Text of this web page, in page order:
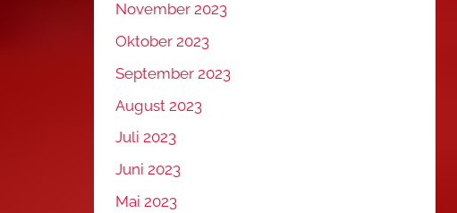
November 2023
Oktober 2023
September 2023
August 2023
Juli 2023
Juni 2023
Mai 2023